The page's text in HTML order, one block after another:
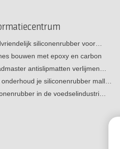
siliconenrubber voor…
bouwen met epoxy en carbon
antislipmatten verlijmen…
onderhoud je siliconenrubber mall…
in de voedselindustri…